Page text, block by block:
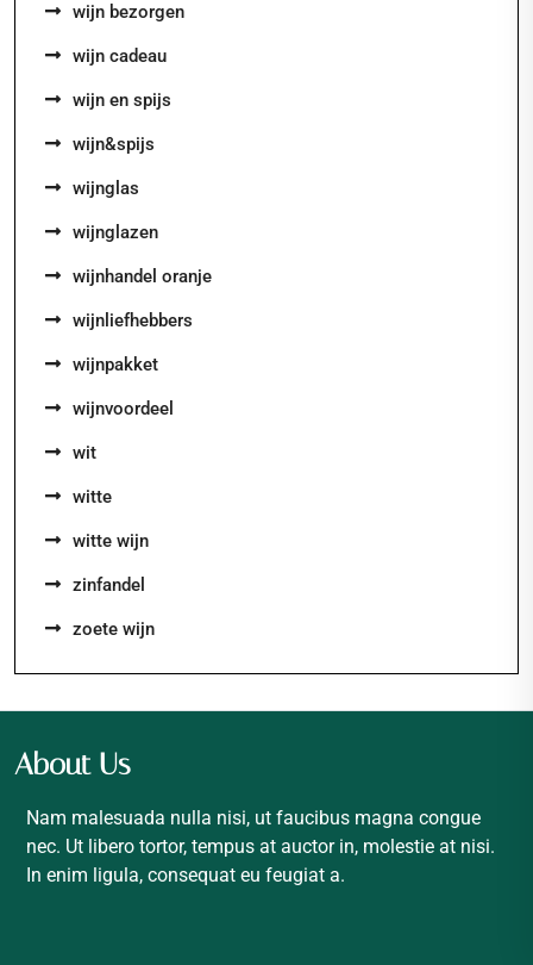
wijn bezorgen
wijn cadeau
wijn en spijs
wijn&spijs
wijnglas
wijnglazen
wijnhandel oranje
wijnliefhebbers
wijnpakket
wijnvoordeel
wit
witte
witte wijn
zinfandel
zoete wijn
About Us
Nam malesuada nulla nisi, ut faucibus magna congue
nec. Ut libero tortor, tempus at auctor in, molestie at nisi.
In enim ligula, consequat eu feugiat a.